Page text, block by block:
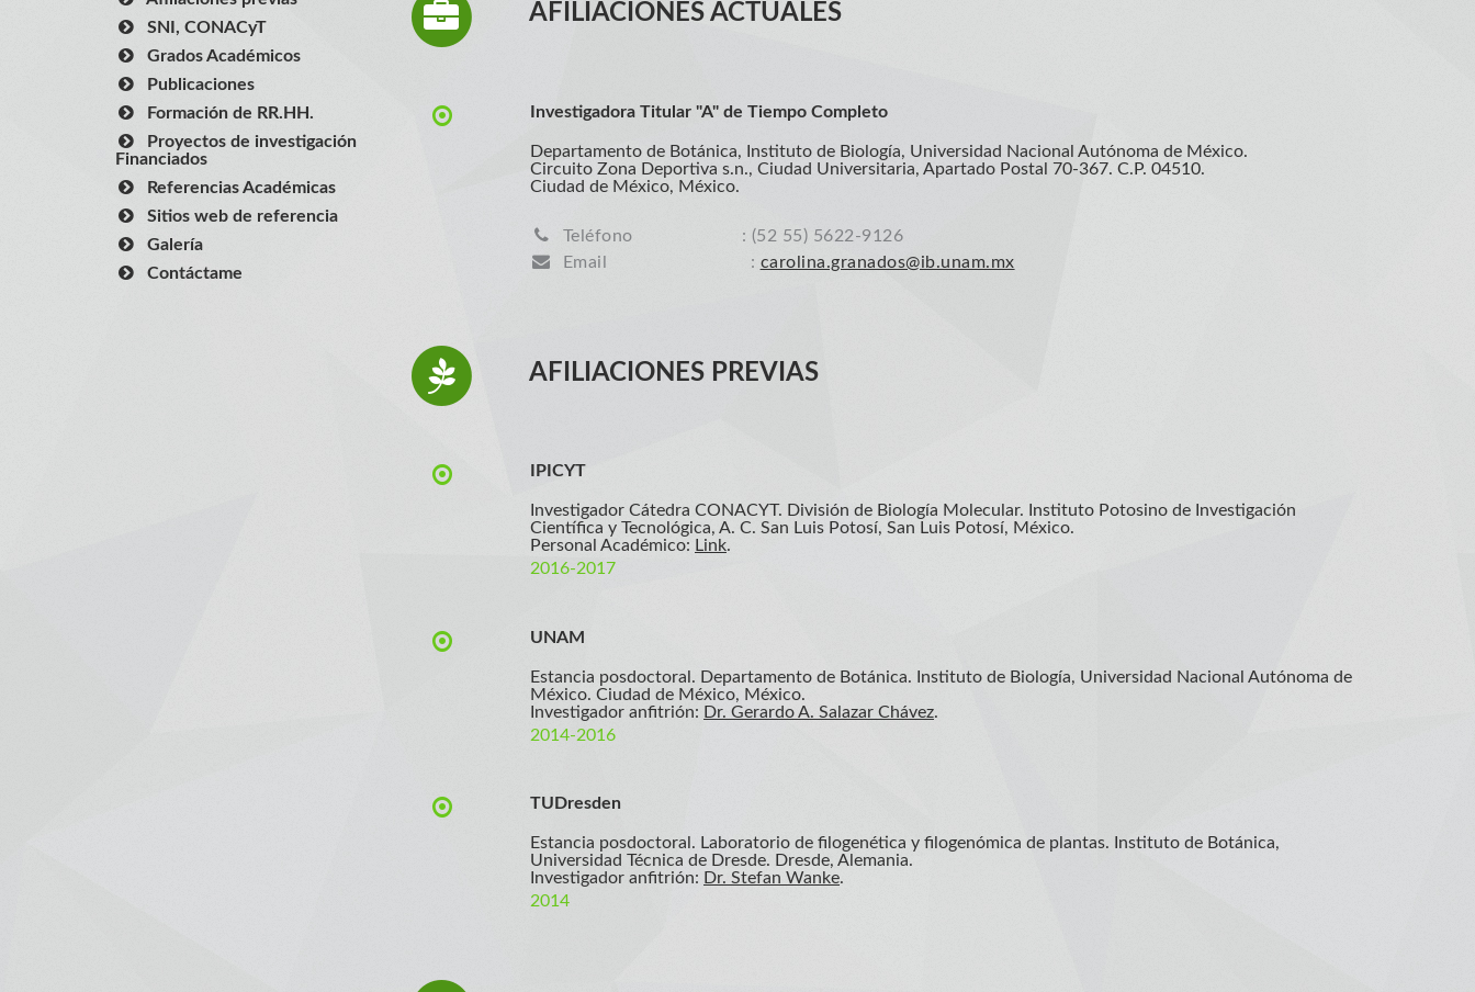
SNI, CONACyT
Grados Académicos
Publicaciones
Formación de RR.HH.
Proyectos de investigación
Financiados
Referencias Académicas
Sitios web de referencia
Galería
Contáctame
AFILIACIONES ACTUALES
Investigadora Titular "A" de Tiempo Completo
Departamento de Botánica, Instituto de Biología, Universidad Nacional Autónoma de México.
Circuito Zona Deportiva s.n., Ciudad Universitaria, Apartado Postal 70-367. C.P. 04510.
Ciudad de México, México.
Teléfono
: (52 55) 5622-9126
Email
: carolina.granados@ib.unam.mx
AFILIACIONES PREVIAS
IPICYT
Investigador Cátedra CONACYT. División de Biología Molecular. Instituto Potosino de Investigación
Científica y Tecnológica, A. C. San Luis Potosí, San Luis Potosí, México.
Personal Académico: Link.
2016-2017
UNAM
Estancia posdoctoral. Departamento de Botánica. Instituto de Biología, Universidad Nacional Autónoma de
México. Ciudad de México, México.
Investigador anfitrión: Dr. Gerardo A. Salazar Chávez.
2014-2016
TUDresden
Estancia posdoctoral. Laboratorio de filogenética y filogenómica de plantas. Instituto de Botánica,
Universidad Técnica de Dresde. Dresde, Alemania.
Investigador anfitrión: Dr. Stefan Wanke.
2014